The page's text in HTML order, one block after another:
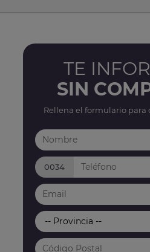
TE
SIN
Rellena el formulario
0034